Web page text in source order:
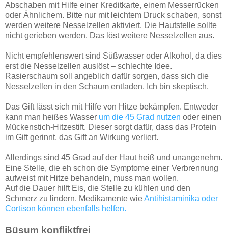
Abschaben mit Hilfe einer Kreditkarte, einem Messerrücken
oder Ähnlichem. Bitte nur mit leichtem Druck schaben, sonst
werden weitere Nesselzellen aktiviert. Die Hautstelle sollte
nicht gerieben werden. Das löst weitere Nesselzellen aus.
Nicht empfehlenswert sind Süßwasser oder Alkohol, da dies
erst die Nesselzellen auslöst – schlechte Idee.
Rasierschaum soll angeblich dafür sorgen, dass sich die
Nesselzellen in den Schaum entladen. Ich bin skeptisch.
Das Gift lässt sich mit Hilfe von Hitze bekämpfen. Entweder
kann man heißes Wasser um die 45 Grad nutzen oder einen
Mückenstich-Hitzestift. Dieser sorgt dafür, dass das Protein
im Gift gerinnt, das Gift an Wirkung verliert.
Allerdings sind 45 Grad auf der Haut heiß und unangenehm.
Eine Stelle, die eh schon die Symptome einer Verbrennung
aufweist mit Hitze behandeln, muss man wollen.
Auf die Dauer hilft Eis, die Stelle zu kühlen und den
Schmerz zu lindern. Medikamente wieAntihistaminika oder
Cortison können ebenfalls helfen.
Büsum konfliktfrei